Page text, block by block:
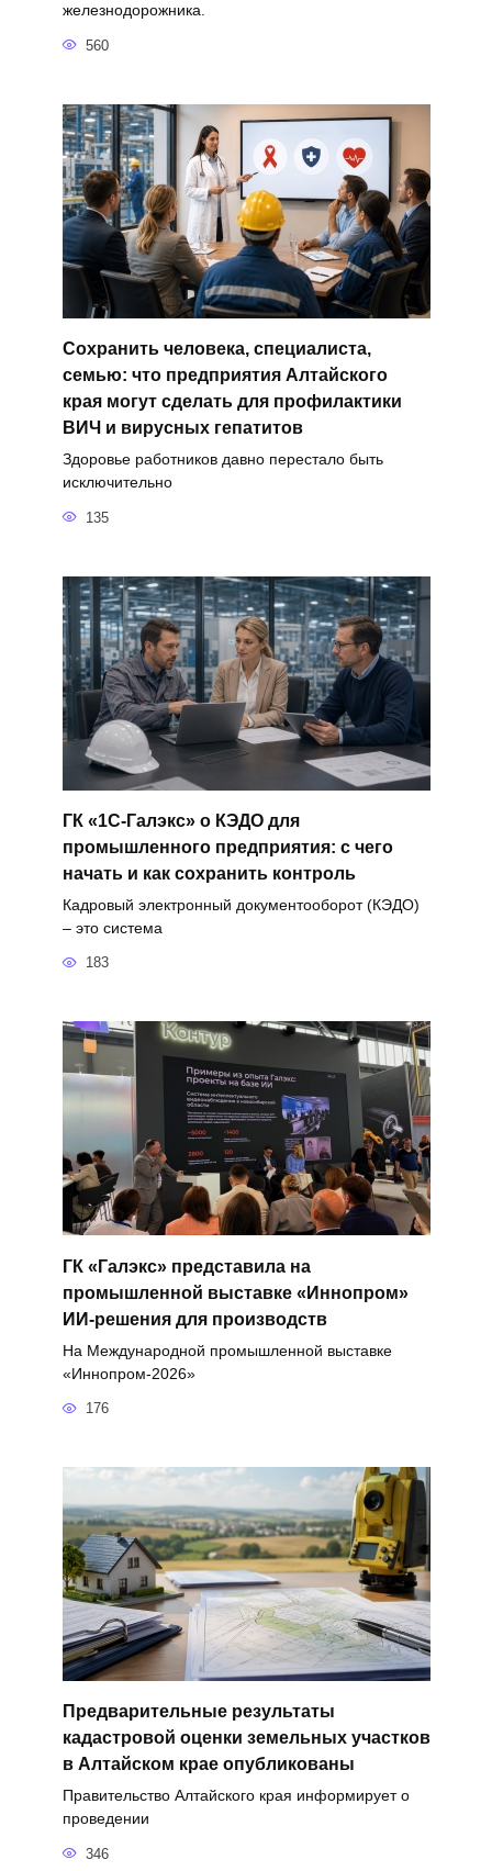
железнодорожника.
560
Сохранить человека, специалиста,
семью: что предприятия Алтайского
края могут сделать для профилактики
ВИЧ и вирусных гепатитов
Здоровье работников давно перестало быть
исключительно
135
ГК «1С-Галэкс» о КЭДО для
промышленного предприятия: с чего
начать и как сохранить контроль
Кадровый электронный документооборот (КЭДО)
– это система
183
ГК «Галэкс» представила на
промышленной выставке «Иннопром»
ИИ-решения для производств
На Международной промышленной выставке
«Иннопром-2026»
176
Предварительные результаты
кадастровой оценки земельных участков
в Алтайском крае опубликованы
Правительство Алтайского края информирует о
проведении
346